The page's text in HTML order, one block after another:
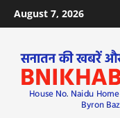
August 7, 2026